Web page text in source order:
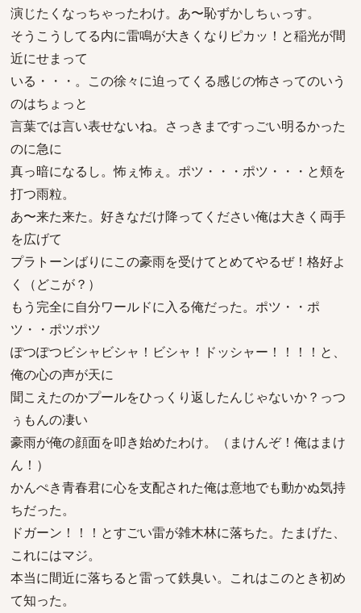
演じたくなっちゃったわけ。あ〜恥ずかしちぃっす。
そうこうしてる内に雷鳴が大きくなりピカッ！と稲光が間
近にせまって
いる・・・。この徐々に迫ってくる感じの怖さってのいう
のはちょっと
言葉では言い表せないね。さっきまですっごい明るかった
のに急に
真っ暗になるし。怖ぇ怖ぇ。ポツ・・・ポツ・・・と頬を
打つ雨粒。
あ〜来た来た。好きなだけ降ってください俺は大きく両手
を広げて
プラトーンばりにこの豪雨を受けてとめてやるぜ！格好よ
く（どこが？）
もう完全に自分ワールドに入る俺だった。ポツ・・ポ
ツ・・ポツポツ
ぽつぽつビシャビシャ！ビシャ！ドッシャー！！！！と、
俺の心の声が天に
聞こえたのかプールをひっくり返したんじゃないか？っつ
ぅもんの凄い
豪雨が俺の顔面を叩き始めたわけ。（まけんぞ！俺はまけ
ん！）
かんぺき青春君に心を支配された俺は意地でも動かぬ気持
ちだった。
ドガーン！！！とすごい雷が雑木林に落ちた。たまげた、
これにはマジ。
本当に間近に落ちると雷って鉄臭い。これはこのとき初め
て知った。